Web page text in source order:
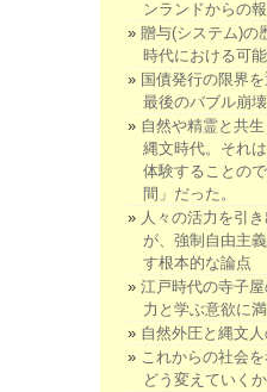
ンランドからの
贈与(システム)の
時代における可
国債発行の限界
最後のバブル崩
自然や精霊と共
縄文時代。それ
体験することの
間」だった。
人々の活力を引
が、強制自由主
す根本的な論点
江戸時代の寺子
力と学ぶ意欲に
自然外圧と縄文
これからの社会
どう変えていく